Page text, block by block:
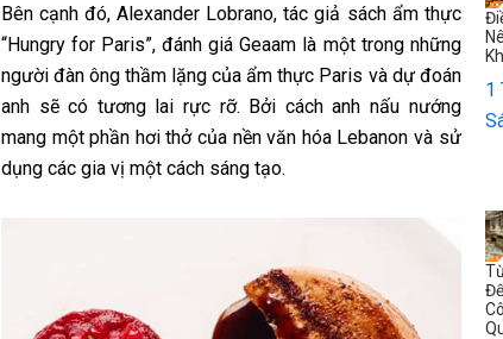
Bên cạnh đó, Alexander Lobrano, tác giả sách ẩm thực
“Hungry for Paris”, đánh giá Geaam là một trong những
người đàn ông thầm lặng của ẩm thực Paris và dự đoán
anh sẽ có tương lai rực rỡ. Bởi cách anh nấu nướng
mang một phần hơi thở của nền văn hóa Lebanon và sử
dụng các gia vị một cách sáng tạo.
1